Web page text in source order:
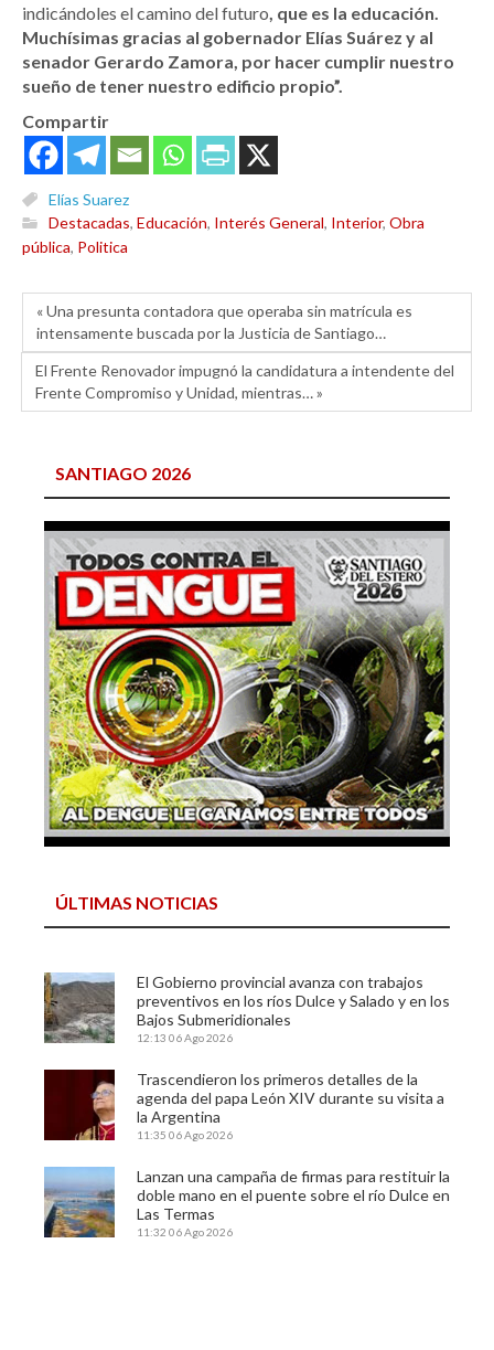
indicándoles el camino del futuro , que es la educación.
Muchísimas gracias al gobernador Elías Suárez y al
senador Gerardo Zamora, por hacer cumplir nuestro
sueño de tener nuestro edificio propio”.
Compartir
Elías Suarez
Destacadas, Educación, Interés General, Interior, Obra
pública, Politica
« Una presunta contadora que operaba sin matrícula es
intensamente buscada por la Justicia de Santiago…
El Frente Renovador impugnó la candidatura a intendente del
Frente Compromiso y Unidad, mientras… »
SANTIAGO 2026
ÚLTIMAS NOTICIAS
El Gobierno provincial avanza con trabajos
preventivos en los ríos Dulce y Salado y en los
Bajos Submeridionales
12:13 06 Ago 2026
Trascendieron los primeros detalles de la
agenda del papa León XIV durante su visita a
la Argentina
11:35 06 Ago 2026
Lanzan una campaña de firmas para restituir la
doble mano en el puente sobre el río Dulce en
Las Termas
11:32 06 Ago 2026